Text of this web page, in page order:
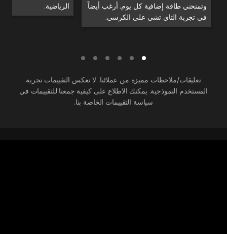
وتمنحني طاقة إضافية كل يوم. أرغب أيضاً
في تجربة التاي تشي على الكرسي.
الرياضية.
تعليقات/ملاحظات مميزة من عملائنا. لا تعكس التقييمات تجربة
المستخدم النموذجية. يمكنك الاطلاع على كيفية جمعنا للتقييمات في
سياسة التقييمات الخاصة بنا.